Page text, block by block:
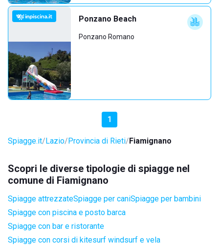
Ponzano Beach
Ponzano Romano
1
Spiagge.it Lazio Provincia di Rieti Fiamignano
Scopri le diverse tipologie di spiagge nel
comune di Fiamignano
Spiagge attrezzateSpiagge per caniSpiagge per bambini
Spiagge con piscina e posto barca
Spiagge con bar e ristorante
Spiagge con corsi di kitesurf windsurf e vela